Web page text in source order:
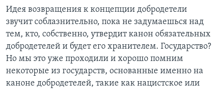
Идея возвращения к концепции добродетели
звучит соблазнительно, пока не задумаешься над
тем, кто, собственно, утвердит канон обязательных
добродетелей и будет его хранителем. Государство?
Но мы это уже проходили и хорошо помним
некоторые из государств, основанные именно на
каноне добродетелей, такие как нацистское или